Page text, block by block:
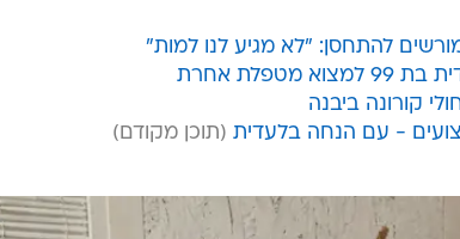
להתחסן: "לא מגיע לנו למות"
אחרת
- עם הנחה בלעדית